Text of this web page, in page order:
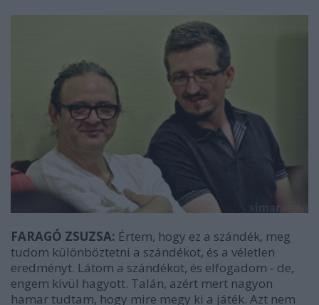
FARAGÓ ZSUZSA: Értem, hogy ez a szándék, meg
tudom különböztetni a szándékot, és a véletlen
eredményt. Látom a szándékot, és elfogadom - de,
engem kívül hagyott. Talán, azért mert nagyon
hamar tudtam, hogy mire megy ki a játék. Azt nem